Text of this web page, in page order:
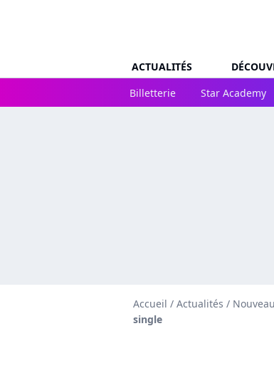
ACTUALITÉS
Billetterie
Star Academy
Accueil / Actualités /
single